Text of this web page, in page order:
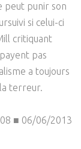
peut punir son
si celui-ci
critiquant
pas
a toujours
terreur.
■ 06/06/2013